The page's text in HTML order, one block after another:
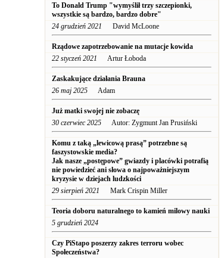
To Donald Trump "wymyślił trzy szczepionki,
wszystkie są bardzo, bardzo dobre"
24 grudzień 2021 David McLoone
Rządowe zapotrzebowanie na mutacje kowida
22 styczeń 2021 Artur Łoboda
Zaskakujące działania Brauna
26 maj 2025 Adam
Już matki swojej nie zobaczę
30 czerwiec 2025 Autor: Zygmunt Jan Prusiński
Komu z taką „lewicową prasą” potrzebne są
faszystowskie media?
Jak nasze „postępowe” gwiazdy i placówki potrafią
nie powiedzieć ani słowa o najpoważniejszym
kryzysie w dziejach ludzkości
29 sierpień 2021 Mark Crispin Miller
Teoria doboru naturalnego to kamień milowy nauki
5 grudzień 2024
Czy PiStapo poszerzy zakres terroru wobec
Społeczeństwa?